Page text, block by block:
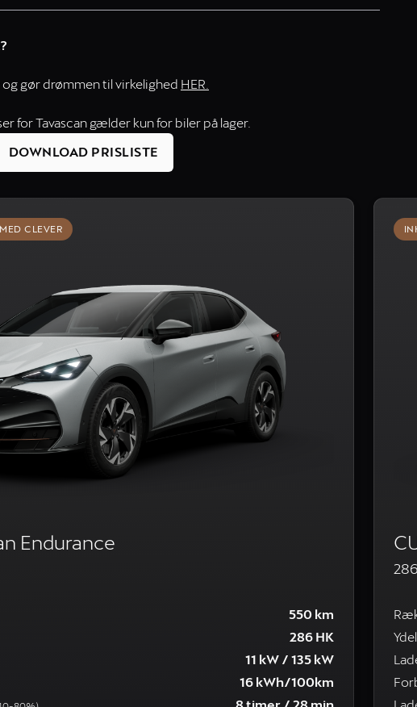
gør drømmen til virkelighed HER.
for Tavascan gælder kun for biler på lager.
DOWNLOAD PRISLISTE
CLEVER
Endurance
550 km
286 HK
11 kW / 135 kW
16 kWh/100km